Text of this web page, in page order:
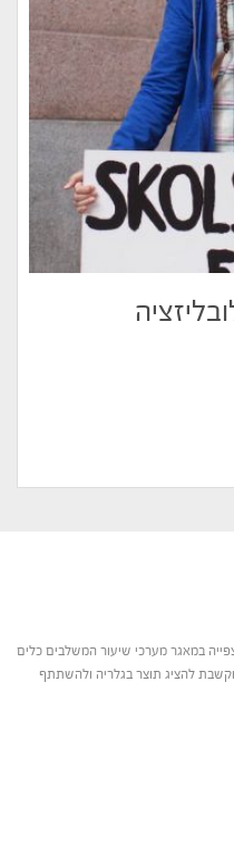
במאגר מערכי שיעור המשלבים כלים
להציג תוצר בגלריה ולהשתתף